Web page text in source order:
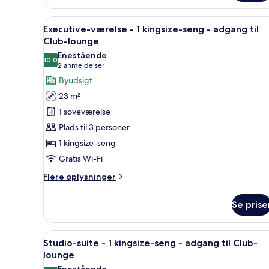
værelse
1
kingsize-
Indlæs
alle
billeder
af
Executive-
værelse
-
kingsize-
seng
-
adgang
lounge
Et moderne hotelværelse
7
Executive-værelse - 1 kingsize-seng - adgang til
Club-lounge
10,010,0 ud af 10
Enestående
2 anmeldelser
(2
anmeldelser)
Byudsigt
23 m²
1 soveværelse
Plads til 3 personer
1 kingsize-seng
Gratis Wi-Fi
Flere oplysninger
Flere
værelse
1
kingsize-
Se
Indlæs
alle
billeder
Et moderne hotelværelse
10
Studio-suite - 1 kingsize-seng - adgang til Club-
lounge